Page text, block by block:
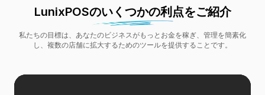
LunixPOSのいくつかの利点をご紹介
私たちの目標は、あなたのビジネスがもっとお金を稼ぎ、管理を簡素化
し、複数の店舗に拡大するためのツールを提供することです。